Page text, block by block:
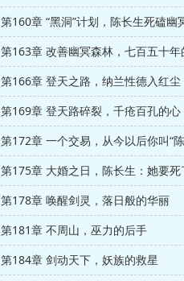
第160章 “黑洞”计划，陈长生死磕幽
第163章 改善幽冥森林，七百五十年
第166章 登天之路，纳兰性德入红尘
第169章 登天路碎裂，千疮百孔的心
第172章 一个交易，从今以后你叫“
第175章 大婚之日，陈长生：她要死
第178章 唤醒剑灵，落日般的华丽
第181章 不周山，巫力的后手
第184章 剑动天下，妖族的救星